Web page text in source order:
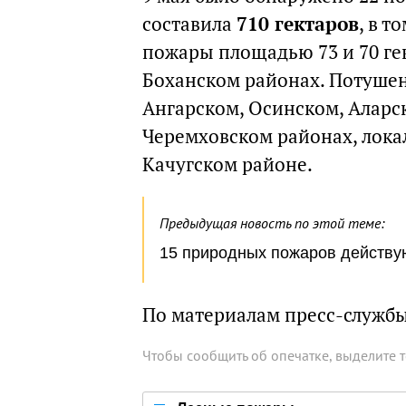
составила 710 гектаров, в
пожары площадью 73 и 70
Боханском районах.
Ангарском, Осинском,
Черемховском районах,
Качугском районе.
Предыдущая новость по этой теме:
15 природных пожаров
По материалам пресс-
Чтобы сообщить об опечатке, выделите